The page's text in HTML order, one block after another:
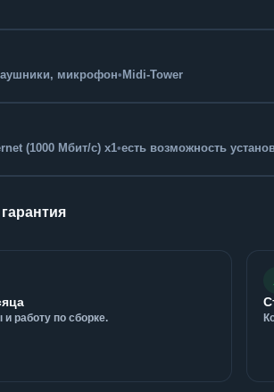
микрофон• Midi-Tower
(1000 Мбит/с) x1•есть возможность
работу по сборке.